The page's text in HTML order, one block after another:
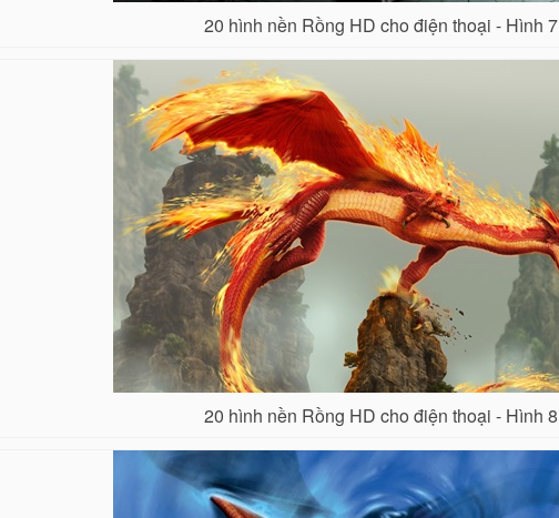
20 hình nền Rồng HD cho điện thoại - Hình 7
20 hình nền Rồng HD cho điện thoại - Hình 8